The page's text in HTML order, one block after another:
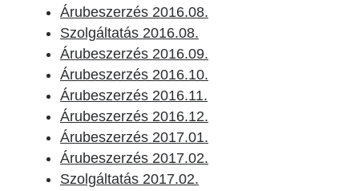
Árubeszerzés 2016.08.
Szolgáltatás 2016.08.
Árubeszerzés 2016.09.
Árubeszerzés 2016.10.
Árubeszerzés 2016.11.
Árubeszerzés 2016.12.
Árubeszerzés 2017.01.
Árubeszerzés 2017.02.
Szolgáltatás 2017.02.